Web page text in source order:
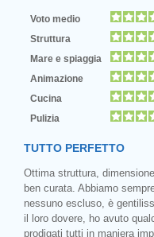
Voto medio
Struttura
Mare e spiaggia
Animazione
Cucina
Pulizia
TUTTO PERFETTO
Ottima struttura,
ben curata. Abbiamo
nessuno escluso, è
il loro dovere, ho avuto
prodigati tutti in maniera